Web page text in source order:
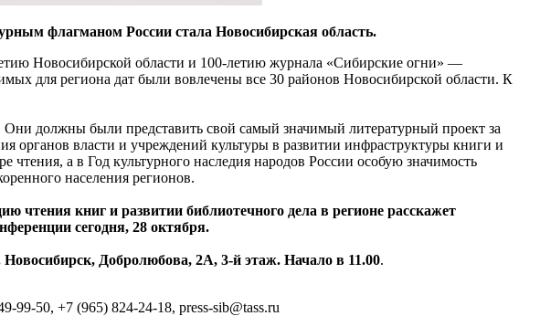
флагманом России стала Новосибирская область.
Новосибирской области и 100-летию журнала «Сибирские огни» —
для региона дат были вовлечены все 30 районов Новосибирской области. К
должны были представить свой самый значимый литературный проект за
органов власти и учреждений культуры в развитии инфраструктуры книги и
а в Год культурного наследия народов России особую значимость
населения регионов.
чтения книг и развитии библиотечного дела в регионе расскажет
сегодня, 28 октября.
Добролюбова, 2А, 3-й этаж. Начало в 11.00.
99-50, +7 (965) 824-24-18, press-sib@tass.ru